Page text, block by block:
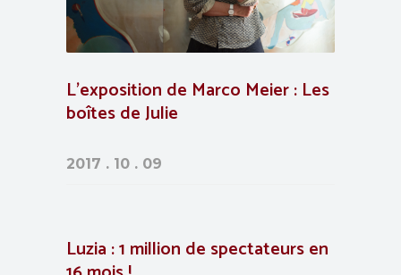
L’exposition de Marco Meier : Les
boîtes de Julie
2017 . 10 . 09
Luzia : 1 million de spectateurs en